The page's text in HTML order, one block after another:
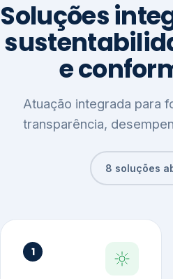
Soluções
e
Atuação integrada para
transparência,
8 soluções
1